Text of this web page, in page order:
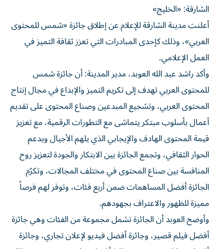
الشارقة: «الخليج»
أعلنت مدينة الشارقة للإعلام عن إطلاق جائزة «شمس للمحتوى
العربي»، وذلك كإحدى المبادرات التي تعزز ثقافة التميز في
العمل الإعلامي.
وأكد راشد عبد الله العوبد، مدير المدينة: أن جائزة شمس
للمحتوى العربي تهدف إلى تكريم التميز والإبداع في مجال إنتاج
المحتوى العربي، وتشجيع المبدعين وصناع المحتوى على تقديم
أعمال بأسلوب مبتكر يتماشى مع التطورات الرقمية، مع تعزيز
قيمة المحتوى الهادف والإيجابي الذي يلهم الأجيال ويدعم
الحوار الثقافي، وتجمع الجائزة بين الابتكار والجودة لتعزيز روح
المنافسة بين صناع المحتوى في مختلف المجالات، وتكرّم
الجائزة أفضل المساهمات ضمن أربع فئات، وتوفر لهم فرصاً
مميزة للظهور والاعتراف بجهودهم.
وأوضح العوبد أن الجائزة تشمل مجموعة من الفئات وهي جائزة
أفضل فيلم قصير، وجائزة أفضل فيديو لإعلان تجاري، وجائزة